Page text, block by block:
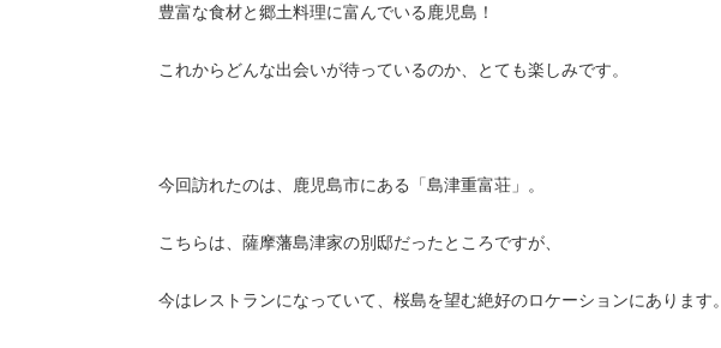
豊富な食材と郷土料理に富んでいる鹿児島！
これからどんな出会いが待っているのか、とても楽しみです。
今回訪れたのは、鹿児島市にある「島津重富荘」。
こちらは、薩摩藩島津家の別邸だったところですが、
今はレストランになっていて、桜島を望む絶好のロケーションにあります。